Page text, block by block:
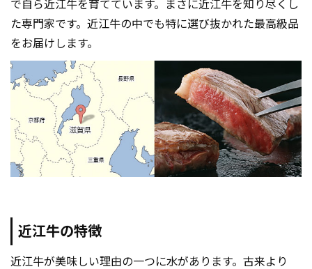
で自ら近江牛を育てています。まさに近江牛を知り尽くし
た専門家です。近江牛の中でも特に選び抜かれた最高級品
をお届けします。
近江牛の特徴
近江牛が美味しい理由の一つに水があります。古来より